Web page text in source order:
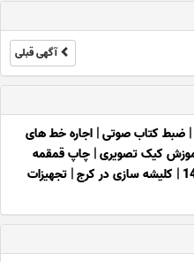
آگهی قبلی
| ضبط کتاب صوتی| اجاره خط های
کیک تصویری| چاپ قمقمه
| کلیشه سازی در کرج| تجهیزات